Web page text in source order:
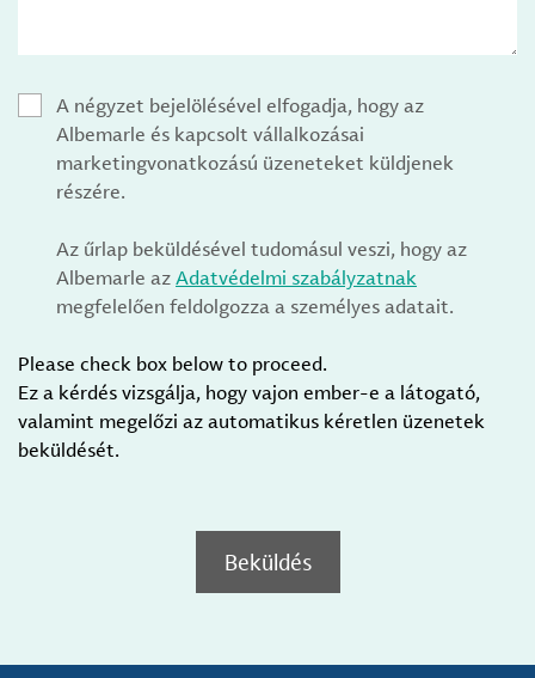
A négyzet bejelölésével elfogadja, hogy az
Albemarle és kapcsolt vállalkozásai
marketingvonatkozású üzeneteket küldjenek
részére.
Az űrlap beküldésével tudomásul veszi, hogy az
Albemarle azAdatvédelmi szabályzatnak
megfelelően feldolgozza a személyes adatait.
Please check box below to proceed.
Ez a kérdés vizsgálja, hogy vajon ember-e a látogató,
valamint megelőzi az automatikus kéretlen üzenetek
beküldését.
Beküldés